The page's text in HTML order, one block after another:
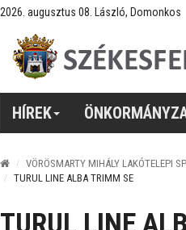
2026. augusztus 08. László, Domonkos
HÍREK
VÖRÖSMARTY MIHÁLY LAKÓTELEPI
TURUL LINE ALBA TRIMM SE